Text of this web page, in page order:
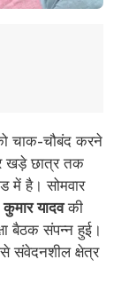
चाक-चौबंद करने
खड़े छात्र तक
में है। सोमवार
यादवकी
बैठक संपन्न हुई।
संवेदनशील क्षेत्र